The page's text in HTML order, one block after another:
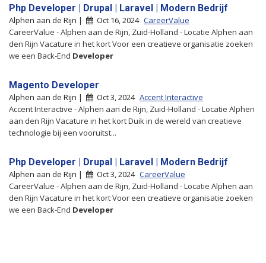
Php Developer | Drupal | Laravel | Modern Bedrijf
Alphen aan de Rijn | Oct 16, 2024 CareerValue
CareerValue - Alphen aan de Rijn, Zuid-Holland - Locatie Alphen aan
den Rijn Vacature in het kort Voor een creatieve organisatie zoeken
we een Back-End Developer
Magento Developer
Alphen aan de Rijn | Oct 3, 2024 Accent Interactive
Accent Interactive - Alphen aan de Rijn, Zuid-Holland - Locatie Alphen
aan den Rijn Vacature in het kort Duik in de wereld van creatieve
technologie bij een vooruitst...
Php Developer | Drupal | Laravel | Modern Bedrijf
Alphen aan de Rijn | Oct 3, 2024 CareerValue
CareerValue - Alphen aan de Rijn, Zuid-Holland - Locatie Alphen aan
den Rijn Vacature in het kort Voor een creatieve organisatie zoeken
we een Back-End Developer